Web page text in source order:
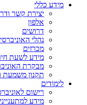
מידע כללי
יצירת קשר
אלפון
דרושים
נהלי
מכרזים
מידע לשעת
מבקרת
תקנון משמעת
לימודים
רישום
מידע